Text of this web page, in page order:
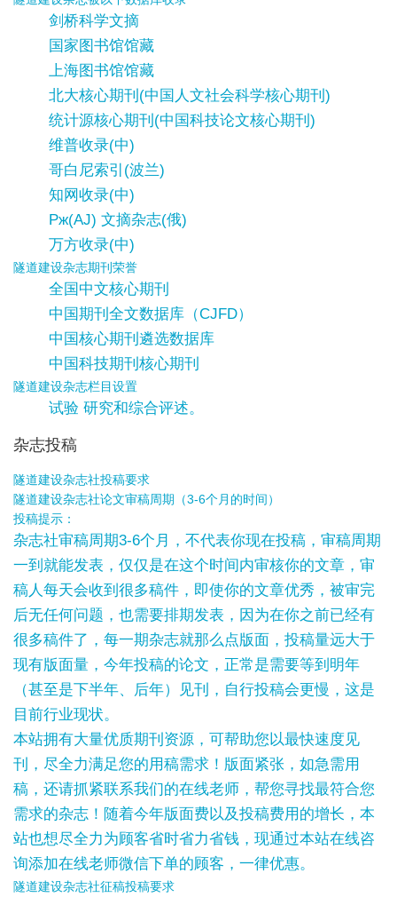
剑桥科学文摘
国家图书馆馆藏
上海图书馆馆藏
北大核心期刊(中国人文社会科学核心期刊)
统计源核心期刊(中国科技论文核心期刊)
维普收录(中)
哥白尼索引(波兰)
知网收录(中)
Pж(AJ) 文摘杂志(俄)
万方收录(中)
隧道建设杂志期刊荣誉
全国中文核心期刊
中国期刊全文数据库（CJFD）
中国核心期刊遴选数据库
中国科技期刊核心期刊
隧道建设杂志栏目设置
试验 研究和综合评述。
杂志投稿
隧道建设杂志社投稿要求
隧道建设杂志社论文审稿周期（3-6个月的时间）
投稿提示：
杂志社审稿周期3-6个月，不代表你现在投稿，审稿周期
一到就能发表，仅仅是在这个时间内审核你的文章，审
稿人每天会收到很多稿件，即使你的文章优秀，被审完
后无任何问题，也需要排期发表，因为在你之前已经有
很多稿件了，每一期杂志就那么点版面，投稿量远大于
现有版面量，今年投稿的论文，正常是需要等到明年
（甚至是下半年、后年）见刊，自行投稿会更慢，这是
目前行业现状。
本站拥有大量优质期刊资源，可帮助您以最快速度见
刊，尽全力满足您的用稿需求！版面紧张，如急需用
稿，还请抓紧联系我们的在线老师，帮您寻找最符合您
需求的杂志！随着今年版面费以及投稿费用的增长，本
站也想尽全力为顾客省时省力省钱，现通过本站在线咨
询添加在线老师微信下单的顾客，一律优惠。
隧道建设杂志社征稿投稿要求